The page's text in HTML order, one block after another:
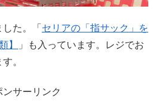
た。「 セリアの「指サック」を
】
」も入っています。レジでお
。
ンサーリンク